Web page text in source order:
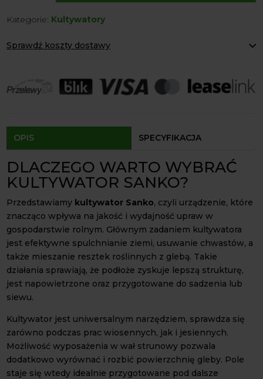
do
Kategorie: Kultywatory
Sprawdź koszty dostawy
Agrol transport: 200 zł
Agrol transport gabaryty: ustalane indywidualnie
Dostępność form dostawy i ceny uzależniona od produktu.
OPIS SPECYFIKACJA
DLACZEGO WARTO WYBRAĆ
KULTYWATOR SANKO?
Przedstawiamy kultywator Sanko, czyli urządzenie, które
znacząco wpływa na jakość i wydajność upraw w
gospodarstwie rolnym. Głównym zadaniem kultywatora
jest efektywne spulchnianie ziemi, usuwanie chwastów, a
także mieszanie resztek roślinnych z glebą. Takie
działania sprawiają, że podłoże zyskuje lepszą strukturę,
jest napowietrzone oraz przygotowane do sadzenia lub
siewu.
Kultywator jest uniwersalnym narzędziem, sprawdza się
zarówno podczas prac wiosennych, jak i jesiennych.
Możliwość wyposażenia w wał strunowy pozwala
dodatkowo wyrównać i rozbić powierzchnię gleby. Pole
staje się wtedy idealnie przygotowane pod dalsze